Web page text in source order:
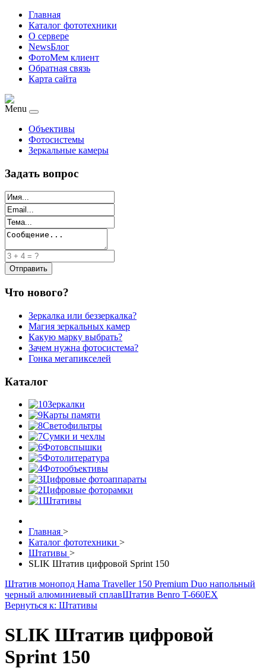
Главная
Каталог фототехники
О сервере
NewsБлог
ФотоМем клиент
Обратная связь
Карта сайта
Menu
Объективы
Фотосистемы
Зеркальные камеры
Задать вопрос
Что нового?
Зеркалка или беззеркалка?
Магия зеркальных камер
Какую марку выбрать?
Зачем нужна фотосистема?
Гонка мегапикселей
Каталог
Зеркалки
Карты памяти
Светофильтры
Сумки и чехлы
Фотовспышки
Фотолитература
Фотообъективы
Цифровые фотоаппараты
Цифровые фоторамки
Штативы
Главная >
Каталог фототехники >
Штативы >
SLIK Штатив цифровой Sprint 150
Штатив монопод Hama Traveller 150 Premium Duo напольный
черный алюминиевый сплавШтатив Benro T-660EX
Вернуться к: Штативы
SLIK Штатив цифровой
Sprint 150